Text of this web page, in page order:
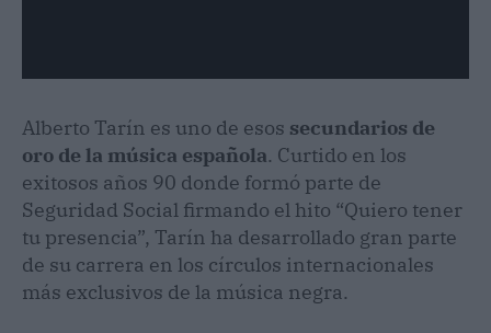
Alberto Tarín es uno de esos secundarios de
oro de la música española. Curtido en los
exitosos años 90 donde formó parte de
Seguridad Social firmando el hito “Quiero tener
tu presencia”, Tarín ha desarrollado gran parte
de su carrera en los círculos internacionales
más exclusivos de la música negra.